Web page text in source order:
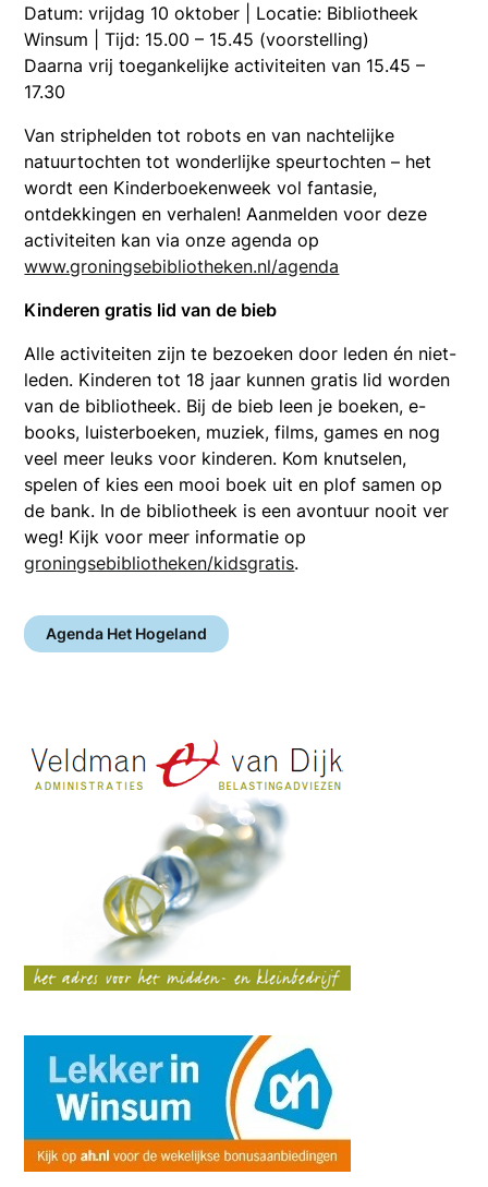
Datum: vrijdag 10 oktober | Locatie: Bibliotheek
Winsum | Tijd: 15.00 – 15.45 (voorstelling)
Daarna vrij toegankelijke activiteiten van 15.45 –
17.30
Van striphelden tot robots en van nachtelijke
natuurtochten tot wonderlijke speurtochten – het
wordt een Kinderboekenweek vol fantasie,
ontdekkingen en verhalen! Aanmelden voor deze
activiteiten kan via onze agenda op
www.groningsebibliotheken.nl/agenda
Kinderen gratis lid van de bieb
Alle activiteiten zijn te bezoeken door leden én niet-
leden. Kinderen tot 18 jaar kunnen gratis lid worden
van de bibliotheek. Bij de bieb leen je boeken, e-
books, luisterboeken, muziek, films, games en nog
veel meer leuks voor kinderen. Kom knutselen,
spelen of kies een mooi boek uit en plof samen op
de bank. In de bibliotheek is een avontuur nooit ver
weg! Kijk voor meer informatie op
groningsebibliotheken/kidsgratis.
Agenda Het Hogeland